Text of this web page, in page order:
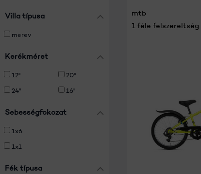
Villa típusa
merev
Kerékméret
12''
24''
20''
16''
Sebességfokozat
1x6
1x1
Fék típusa
mtb
1 féle felszereltség